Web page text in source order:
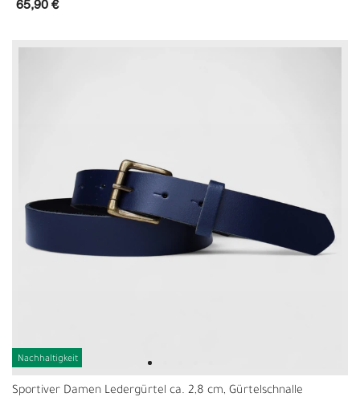
65,90 €
Nachhaltigkeit
Sportiver Damen Ledergürtel ca. 2,8 cm, Gürtelschnalle